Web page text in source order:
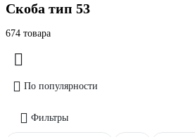
Скоба тип 53
674 товара
По популярности
Фильтры